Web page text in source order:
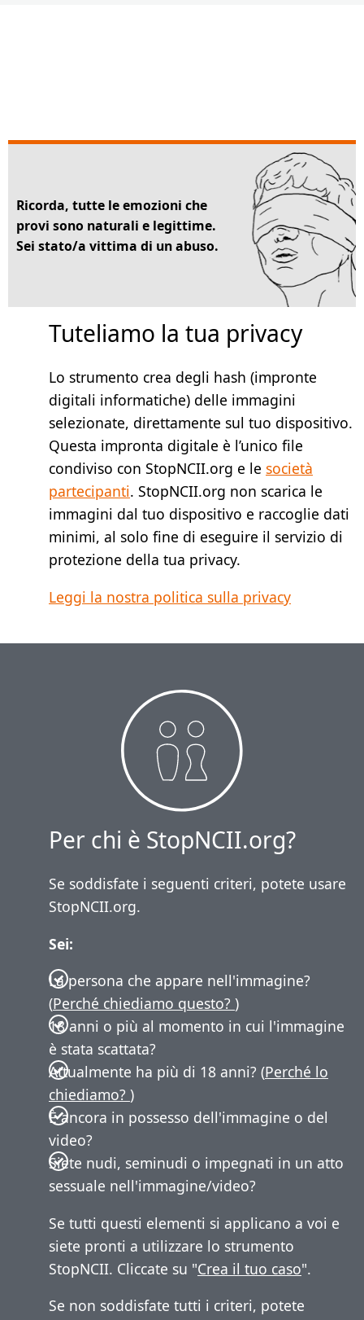
Ricorda, tutte le emozioni che
provi sono naturali e legittime.
Sei stato/a vittima di un abuso.
Tuteliamo la tua privacy
Lo strumento crea degli hash (impronte
digitali informatiche) delle immagini
selezionate, direttamente sul tuo dispositivo.
Questa impronta digitale è l’unico file
condiviso con StopNCII.org e le società
partecipanti. StopNCII.org non scarica le
immagini dal tuo dispositivo e raccoglie dati
minimi, al solo fine di eseguire il servizio di
protezione della tua privacy.
Leggi la nostra politica sulla privacy
Per chi è StopNCII.org?
Se soddisfate i seguenti criteri, potete usare
StopNCII.org.
Sei:
La persona che appare nell'immagine?
(Perché chiediamo questo? )
18 anni o più al momento in cui l'immagine
è stata scattata?
Attualmente ha più di 18 anni? (Perché lo
chiediamo? )
È ancora in possesso dell'immagine o del
video?
Siete nudi, seminudi o impegnati in un atto
sessuale nell'immagine/video?
Se tutti questi elementi si applicano a voi e
siete pronti a utilizzare lo strumento
StopNCII. Cliccate su "Crea il tuo caso".
Se non soddisfate tutti i criteri, potete